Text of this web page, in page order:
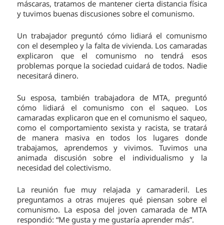
máscaras, tratamos de mantener cierta distancia física
y tuvimos buenas discusiones sobre el comunismo.
Un trabajador preguntó cómo lidiará el comunismo
con el desempleo y la falta de vivienda. Los camaradas
explicaron que el comunismo no tendrá esos
problemas porque la sociedad cuidará de todos. Nadie
necesitará dinero.
Su esposa, también trabajadora de MTA, preguntó
cómo lidiará el comunismo con el saqueo. Los
camaradas explicaron que en el comunismo el saqueo,
como el comportamiento sexista y racista, se tratará
de manera masiva en todos los lugares donde
trabajamos, aprendemos y vivimos. Tuvimos una
animada discusión sobre el individualismo y la
necesidad del colectivismo.
La reunión fue muy relajada y camaraderil. Les
preguntamos a otras mujeres qué piensan sobre el
comunismo. La esposa del joven camarada de MTA
respondió: “Me gusta y me gustaría aprender más”.